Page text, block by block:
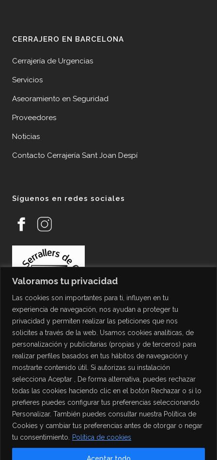
Valoramos tu privacidad
Las cookies son importantes para ti, influyen en tu
experiencia de navegación, nos ayudan a proteger tu
privacidad y permiten realizar las peticiones que nos
solicites a través de la web. Usamos cookies analíticas, de
personalización y publicitarias (propias y de terceros) para
realizar perfiles basados en tus hábitos de navegación y
mostrarte contenido útil. Si autorizas su instalación
selecciona Aceptar , De forma alternativa, puedes rechazar
todas las cookies haciendo clic en el botón Rechazar o si lo
prefieres puedes configurar tus preferencias seleccionando
Personalizar. También puedes consultar nuestra Política de
Cookies y cambiar tus preferencias antes de otorgar o negar
tu consentimiento.
Política de cookies
Aceptar todo
CERRAJERO EN BARCELONA
Cerrajería de Urgencias
Servicios
Aseoramiento en Seguridad
Proveedores
Noticias
Contacto Cerrajería Sant Joan Despí
Síguenos en redes sociales
PROTECCIÓN DE DATOS
Política de Privacidad
Política de Cookies
Aviso Legal